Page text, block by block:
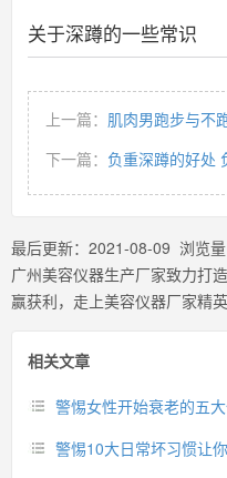
关于深蹲的一些常识
上一篇： 肌肉男跑步与不
下一篇： 负重深蹲的好处
最后更新： 2021-08-09 浏览量
广州美容仪器生产厂家致力打
赢获利，走上美容仪器厂家精英
相关文章
警惕女性开始衰老的五
警惕10大日常坏习惯让